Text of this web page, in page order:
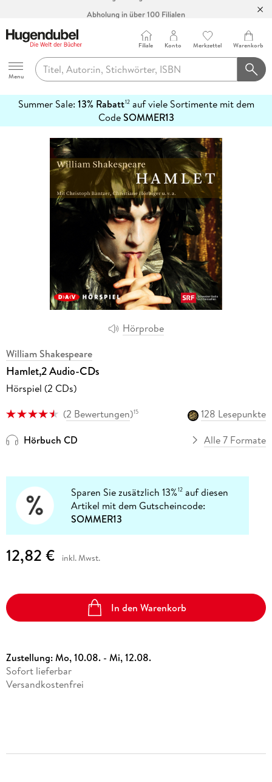
Hugendubel
Menu
Filiale Konto Merkzettel Warenkorb
Summer Sale: 13% Rabatt12auf viele Sortimente mit dem
CodeSOMMER13
erfahren
Hörprobe
William Shakespeare
Hamlet,2 Audio-CDs
Hörspiel (2 CDs)
(2 Bewertungen)15
128 Lesepunkte
Hörbuch CD
Alle 7 Formate
Sparen Sie zusätzlich 13%12 auf diesen
Artikel mit dem Gutscheincode:
SOMMER13
12,82 € inkl. Mwst.
In den Warenkorb
Zustellung:Mo, 10.08. - Mi, 12.08.
Sofort lieferbar
Versandkostenfrei